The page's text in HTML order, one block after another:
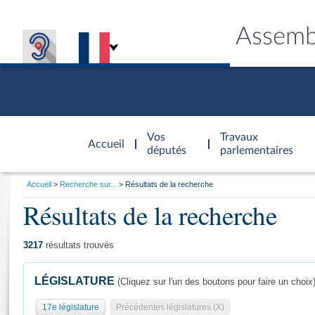
Accueil
d'accueil
Vos
députés
Travaux
parlementaires
Général
Vous
Accueil Recherche sur... Résultats de la recherche
Résultats de la recherche
3217 résultats trouvés
LÉGISLATURE (Cliquez sur l'un des boutons pour faire un choix)
17e législature Précédentes législatures (X)